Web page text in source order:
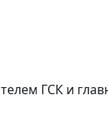
ГСК и